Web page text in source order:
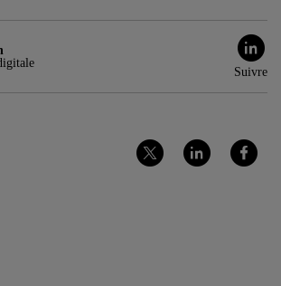
Suivre